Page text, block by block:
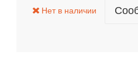
Нет в наличии